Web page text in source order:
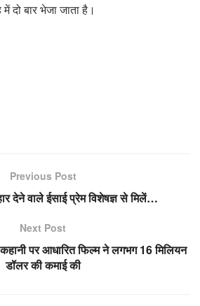
दो बार भेजा जाता है।
Previous Post
देने वाले ईसाई प्रेम विशेषज्ञ से मिलें…
Next Post
पर आधारित फिल्म ने लगभग 16 मिलियन
डॉलर की कमाई की